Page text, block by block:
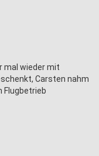
mal wieder mit
Carsten nahm
Flugbetrieb